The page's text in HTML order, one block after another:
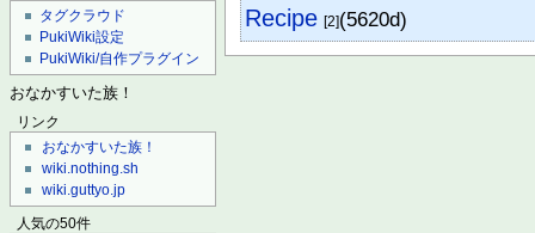
タグクラウド
PukiWiki設定
PukiWiki/自作プラグイン
おなかすいた族！
リンク
おなかすいた族！
wiki.nothing.sh
wiki.guttyo.jp
人気の50件
Recipe [2](5620d)